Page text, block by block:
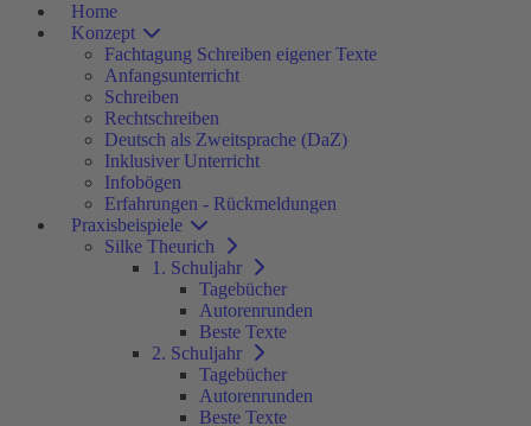
Home
Konzept
Fachtagung Schreiben eigener Texte
Anfangsunterricht
Schreiben
Rechtschreiben
Deutsch als Zweitsprache (DaZ)
Inklusiver Unterricht
Infobögen
Erfahrungen - Rückmeldungen
Praxisbeispiele
Silke Theurich
1. Schuljahr
Tagebücher
Autorenrunden
Beste Texte
2. Schuljahr
Tagebücher
Autorenrunden
Beste Texte